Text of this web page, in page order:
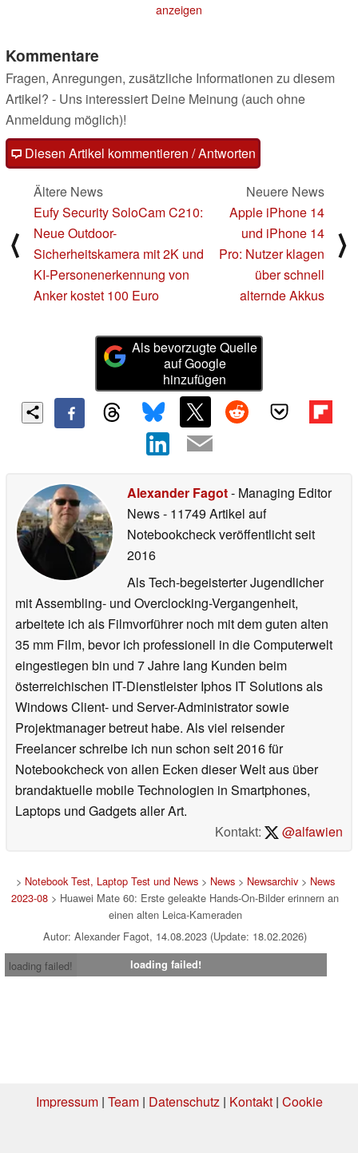
anzeigen
Kommentare
Fragen, Anregungen, zusätzliche Informationen zu diesem
Artikel? - Uns interessiert Deine Meinung (auch ohne
Anmeldung möglich)!
Diesen Artikel kommentieren / Antworten
⟨
Ältere News
Eufy Security SoloCam C210:
Neue Outdoor-
Sicherheitskamera mit 2K und
KI-Personenerkennung von
Anker kostet 100 Euro
Neuere News
Apple iPhone 14
und iPhone 14
Pro: Nutzer klagen
über schnell
alternde Akkus
⟩
Als bevorzugte Quelle
auf Google
hinzufügen
Alexander Fagot- Managing Editor
News- 11749 Artikel auf
Notebookcheck veröffentlichtseit
2016
Als Tech-begeisterter Jugendlicher
mit Assembling- und Overclocking-Vergangenheit,
arbeitete ich als Filmvorführer noch mit dem guten alten
35 mm Film, bevor ich professionell in die Computerwelt
eingestiegen bin und 7 Jahre lang Kunden beim
österreichischen IT-Dienstleister Iphos IT Solutions als
Windows Client- und Server-Administrator sowie
Projektmanager betreut habe. Als viel reisender
Freelancer schreibe ich nun schon seit 2016 für
Notebookcheck von allen Ecken dieser Welt aus über
brandaktuelle mobile Technologien in Smartphones,
Laptops und Gadgets aller Art.
Kontakt:
@alfawien
> Notebook Test, Laptop Test und News> News> Newsarchiv> News
2023-08 > Huawei Mate 60: Erste geleakte Hands-On-Bilder erinnern an
einen alten Leica-Kameraden
Autor: Alexander Fagot, 14.08.2023 (Update: 18.02.2026)
loading failed!
loading failed!
Impressum| Team| Datenschutz | Kontakt| Cookie